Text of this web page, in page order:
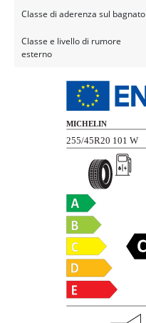
Classe di aderenza sul bagnato
Classe e livello di rumore
esterno